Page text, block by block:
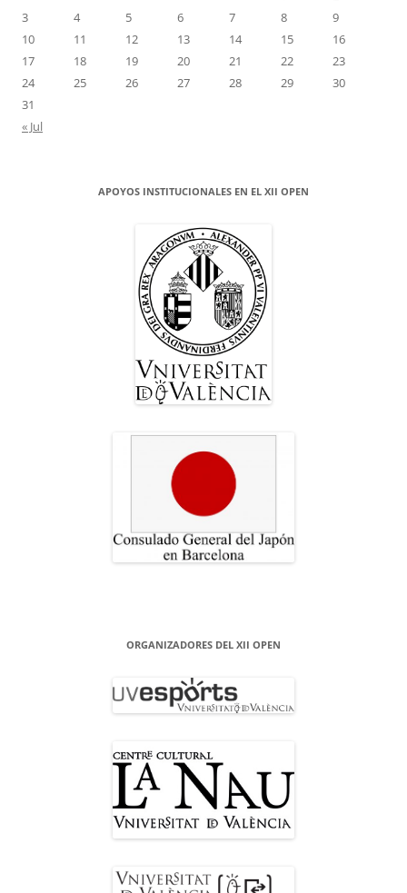
3
4 5 6 7 8
9
10
11 12 13 14 15
16
17
18 19 20 21 22
23
24
25 26 27 28 29
30
31
« Jul
APOYOS INSTITUCIONALES EN EL XII OPEN
ORGANIZADORES DEL XII OPEN